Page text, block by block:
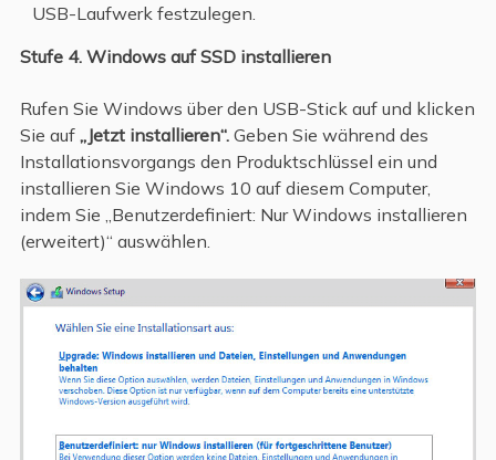
USB-Laufwerk festzulegen.
Stufe 4. Windows auf SSD installieren
Rufen Sie Windows über den USB-Stick auf und klicken
Sie auf „Jetzt installieren“.Geben Sie während des
Installationsvorgangs den Produktschlüssel ein und
installieren Sie Windows 10 auf diesem Computer,
indem Sie „Benutzerdefiniert: Nur Windows installieren
(erweitert)“ auswählen.